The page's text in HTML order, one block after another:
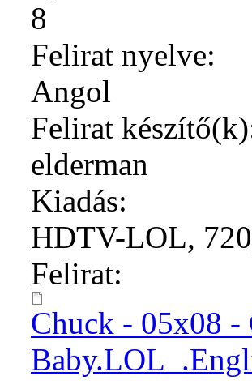
8
Felirat nyelve:
Angol
Felirat
elderman
Kiadás:
HDTV-LOL,
Felirat:
Chuck - 05x08 -